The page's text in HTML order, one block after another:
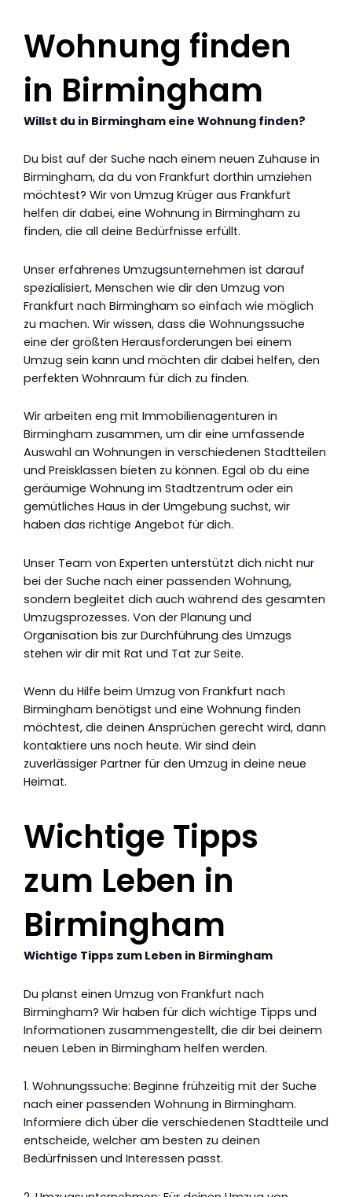
Wohnung finden
in Birmingham
Willst du in Birmingham eine Wohnung finden?
Du bist auf der Suche nach einem neuen Zuhause in
Birmingham, da du von Frankfurt dorthin umziehen
möchtest? Wir von Umzug Krüger aus Frankfurt
helfen dir dabei, eine Wohnung in Birmingham zu
finden, die all deine Bedürfnisse erfüllt.
Unser erfahrenes Umzugsunternehmen ist darauf
spezialisiert, Menschen wie dir den Umzug von
Frankfurt nach Birmingham so einfach wie möglich
zu machen. Wir wissen, dass die Wohnungssuche
eine der größten Herausforderungen bei einem
Umzug sein kann und möchten dir dabei helfen, den
perfekten Wohnraum für dich zu finden.
Wir arbeiten eng mit Immobilienagenturen in
Birmingham zusammen, um dir eine umfassende
Auswahl an Wohnungen in verschiedenen Stadtteilen
und Preisklassen bieten zu können. Egal ob du eine
geräumige Wohnung im Stadtzentrum oder ein
gemütliches Haus in der Umgebung suchst, wir
haben das richtige Angebot für dich.
Unser Team von Experten unterstützt dich nicht nur
bei der Suche nach einer passenden Wohnung,
sondern begleitet dich auch während des gesamten
Umzugsprozesses. Von der Planung und
Organisation bis zur Durchführung des Umzugs
stehen wir dir mit Rat und Tat zur Seite.
Wenn du Hilfe beim Umzug von Frankfurt nach
Birmingham benötigst und eine Wohnung finden
möchtest, die deinen Ansprüchen gerecht wird, dann
kontaktiere uns noch heute. Wir sind dein
zuverlässiger Partner für den Umzug in deine neue
Heimat.
Wichtige Tipps
zum Leben in
Birmingham
Wichtige Tipps zum Leben in Birmingham
Du planst einen Umzug von Frankfurt nach
Birmingham? Wir haben für dich wichtige Tipps und
Informationen zusammengestellt, die dir bei deinem
neuen Leben in Birmingham helfen werden.
1. Wohnungssuche: Beginne frühzeitig mit der Suche
nach einer passenden Wohnung in Birmingham.
Informiere dich über die verschiedenen Stadtteile und
entscheide, welcher am besten zu deinen
Bedürfnissen und Interessen passt.